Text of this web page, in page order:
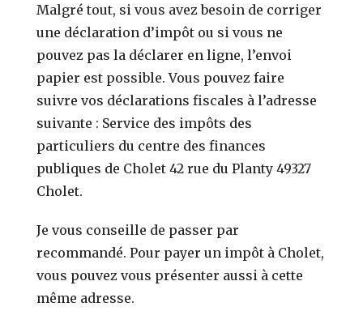
Malgré tout, si vous avez besoin de corriger
une déclaration d’impôt ou si vous ne
pouvez pas la déclarer en ligne, l’envoi
papier est possible. Vous pouvez faire
suivre vos déclarations fiscales à l’adresse
suivante : Service des impôts des
particuliers du centre des finances
publiques de Cholet 42 rue du Planty 49327
Cholet.
Je vous conseille de passer par
recommandé. Pour payer un impôt à Cholet,
vous pouvez vous présenter aussi à cette
même adresse.